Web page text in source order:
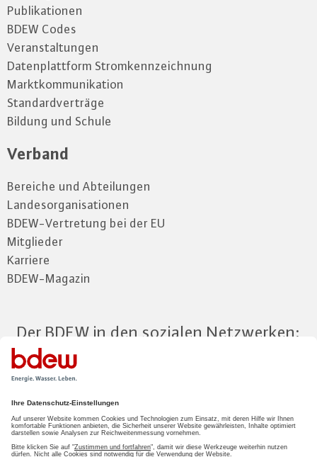
Publikationen
BDEW Codes
Veranstaltungen
Datenplattform Stromkennzeichnung
Marktkommunikation
Standardverträge
Bildung und Schule
Verband
Bereiche und Abteilungen
Landesorganisationen
BDEW-Vertretung bei der EU
Mitglieder
Karriere
BDEW-Magazin
Der BDEW in den sozialen Netzwerken:
Zum Mitgliederbereich